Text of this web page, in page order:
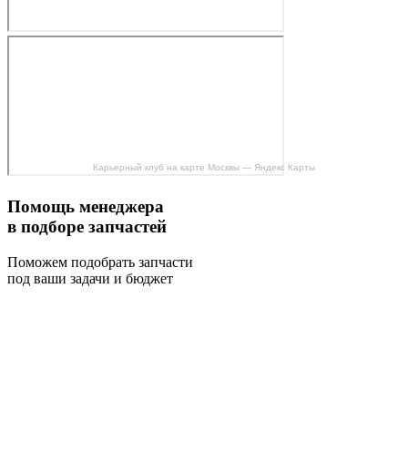
Карьерный клуб на карте Москвы — Яндекс Карты
Помощь менеджера
в подборе запчастей
Поможем подобрать запчасти
под ваши задачи и бюджет